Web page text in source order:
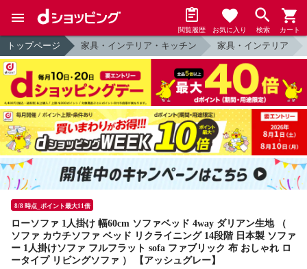
閲覧履歴 お気に入り 検索 カート
トップページ 家具・インテリア・キッチン 家具・インテリア
8/8 時点_ポイント最大11倍
ローソファ 1人掛け 幅60cm ソファベッド 4way ダリアン生地 （
ソファ カウチソファ ベッド リクライニング 14段階 日本製 ソファ
ー 1人掛けソファ フルフラット sofa ファブリック 布 おしゃれ ロ
ータイプ リビングソファ ） 【アッシュグレー】